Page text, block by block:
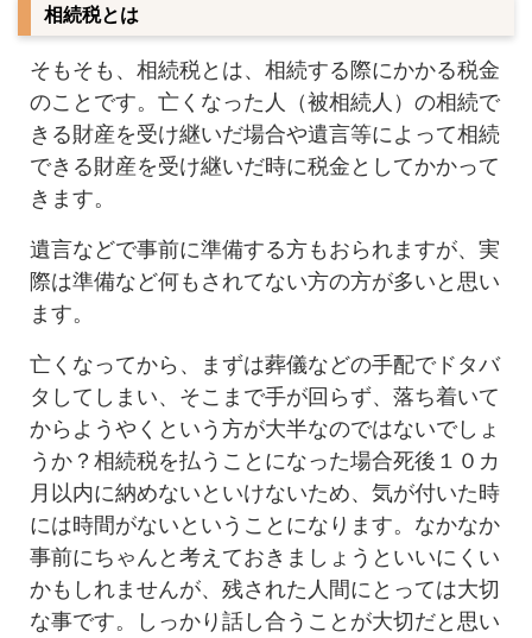
相続税とは
そもそも、相続税とは、相続する際にかかる税金
のことです。亡くなった人（被相続人）の相続で
きる財産を受け継いだ場合や遺言等によって相続
できる財産を受け継いだ時に税金としてかかって
きます。
遺言などで事前に準備する方もおられますが、実
際は準備など何もされてない方の方が多いと思い
ます。
亡くなってから、まずは葬儀などの手配でドタバ
タしてしまい、そこまで手が回らず、落ち着いて
からようやくという方が大半なのではないでしょ
うか？相続税を払うことになった場合死後１０カ
月以内に納めないといけないため、気が付いた時
には時間がないということになります。なかなか
事前にちゃんと考えておきましょうといいにくい
かもしれませんが、残された人間にとっては大切
な事です。しっかり話し合うことが大切だと思い